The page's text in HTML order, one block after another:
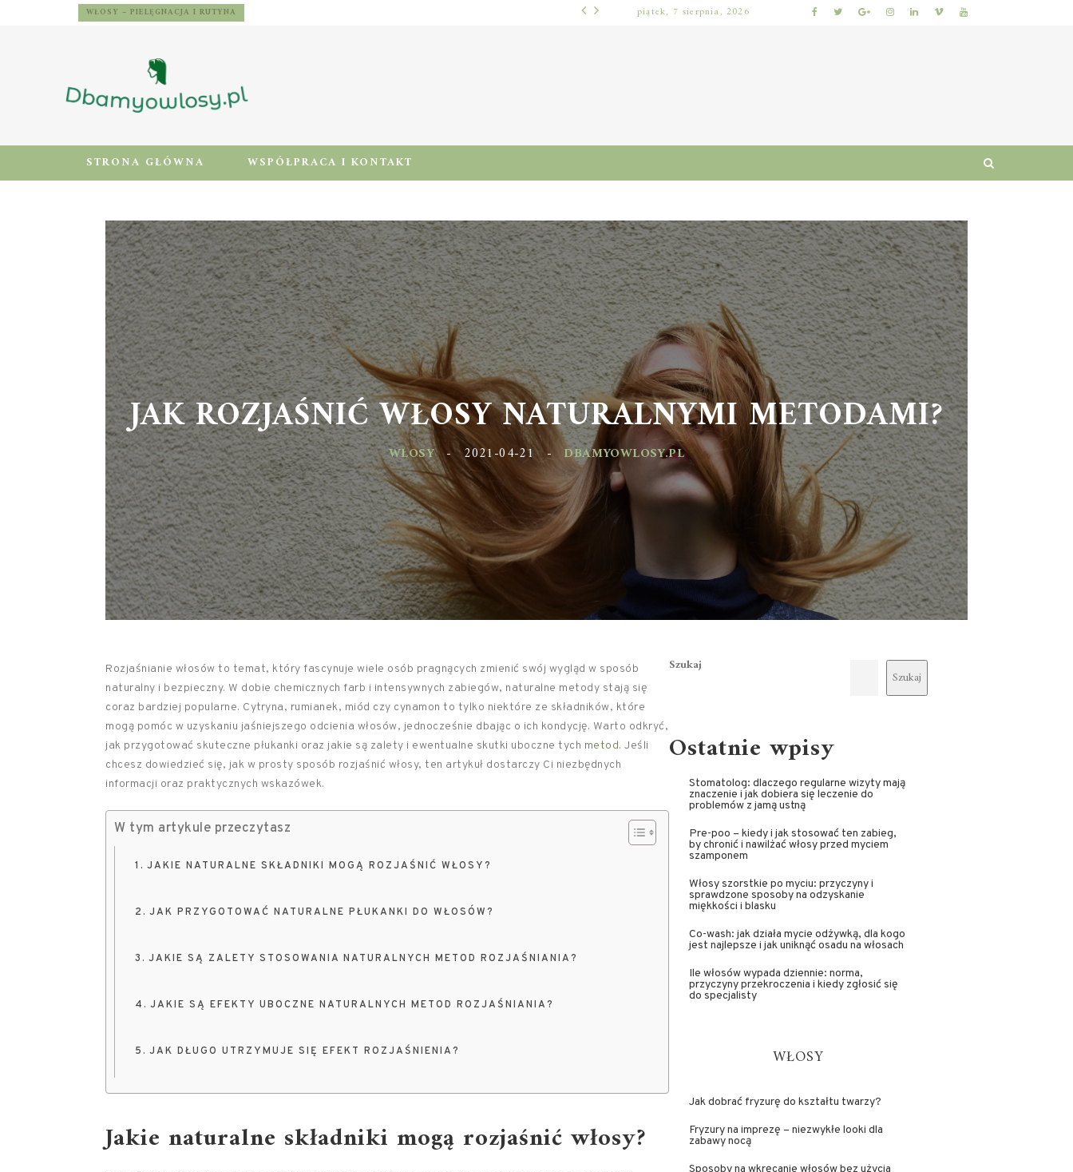
WŁOSY – PIELĘGNACJA I RUTYNA WŁOSY – PIELĘGNACJA I RUTYNA
piątek, 7 sierpnia, 2026
STRONA GŁÓWNA WSPÓŁPRACA I KONTAKT
JAK ROZJAŚNIĆ WŁOSY NATURALNYMI METODAMI?
WŁOSY - 2021-04-21 - DBAMYOWLOSY.PL
Rozjaśnianie włosów to temat, który fascynuje wiele osób pragnących zmienić swój wygląd w sposób
naturalny i bezpieczny. W dobie chemicznych farb i intensywnych zabiegów, naturalne metody stają się
coraz bardziej popularne. Cytryna, rumianek, miód czy cynamon to tylko niektóre ze składników, które
mogą pomóc w uzyskaniu jaśniejszego odcienia włosów, jednocześnie dbając o ich kondycję. Warto odkryć,
jak przygotować skuteczne płukanki oraz jakie są zalety i ewentualne skutki uboczne tych metod. Jeśli
chcesz dowiedzieć się, jak w prosty sposób rozjaśnić włosy, ten artykuł dostarczy Ci niezbędnych
informacji oraz praktycznych wskazówek.
W tym artykule przeczytasz
JAKIE NATURALNE SKŁADNIKI MOGĄ ROZJAŚNIĆ WŁOSY?
JAK PRZYGOTOWAĆ NATURALNE PŁUKANKI DO WŁOSÓW?
JAKIE SĄ ZALETY STOSOWANIA NATURALNYCH METOD ROZJAŚNIANIA?
JAKIE SĄ EFEKTY UBOCZNE NATURALNYCH METOD ROZJAŚNIANIA?
JAK DŁUGO UTRZYMUJE SIĘ EFEKT ROZJAŚNIENIA?
Jakie naturalne składniki mogą rozjaśnić włosy?
Szukaj
Szukaj
Ostatnie wpisy
Stomatolog: dlaczego regularne wizyty mają
znaczenie i jak dobiera się leczenie do
problemów z jamą ustną
Pre-poo – kiedy i jak stosować ten zabieg,
by chronić i nawilżać włosy przed myciem
szamponem
Włosy szorstkie po myciu: przyczyny i
sprawdzone sposoby na odzyskanie
miękkości i blasku
Co-wash: jak działa mycie odżywką, dla kogo
jest najlepsze i jak uniknąć osadu na włosach
Ile włosów wypada dziennie: norma,
przyczyny przekroczenia i kiedy zgłosić się
do specjalisty
WŁOSY
Jak dobrać fryzurę do kształtu twarzy?
Fryzury na imprezę – niezwykłe looki dla
zabawy nocą
Sposoby na wkręcanie włosów bez użycia